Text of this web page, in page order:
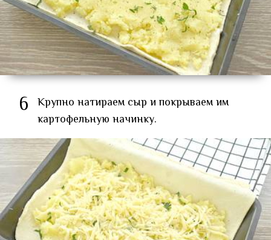
6 Крупно натираем сыр и покрываем им
картофельную начинку.